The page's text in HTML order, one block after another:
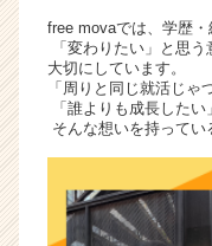
free movaでは、学歴・
「変わりたい」と思
大切にしています。
「周りと同じ就活じゃ
「誰よりも成長したい」
そんな想いを持ってい